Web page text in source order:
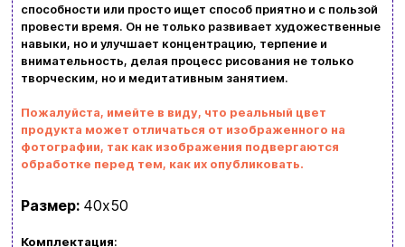
способности или просто ищет способ приятно и с пользой
провести время. Он не только развивает художественные
навыки, но и улучшает концентрацию, терпение и
внимательность, делая процесс рисования не только
творческим, но и медитативным занятием.
Пожалуйста, имейте в виду, что реальный цвет
продукта может отличаться от изображенного на
фотографии, так как изображения подвергаются
обработке перед тем, как их опубликовать.
Размер: 40х50
Комплектация:
Контакты
+380996393746
+380634324164
Заказать звонок
Просмотрите ассортимент нашего магазина и
вы обязательно найдете что-нибудь
интересное